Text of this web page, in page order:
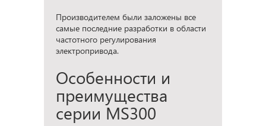
Производителем были заложены все
самые последние разработки в области
частотного регулирования
электропривода.
Особенности и
преимущества
серии MS300